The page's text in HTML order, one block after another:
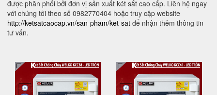
được phân phối bởi đơn vị sản xuất két sắt cao cấp. Liên hệ ngay
với chúng tôi theo số 0982770404 hoặc truy cập website
http://ketsatcaocap.vn/san-pham/ket-sat để nhận thêm thông tin
tư vấn.